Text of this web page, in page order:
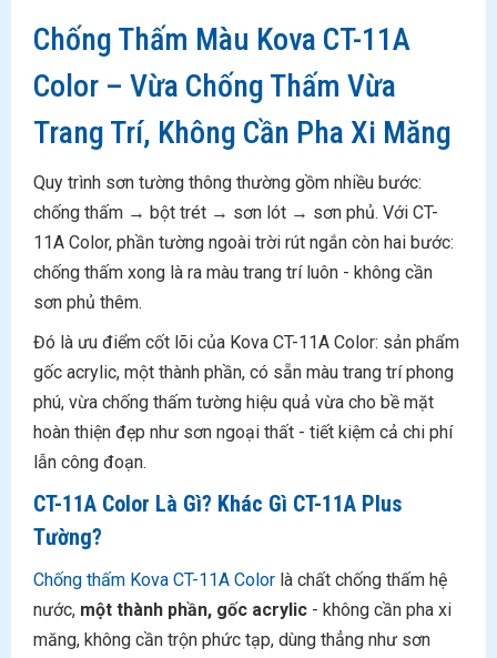
Chống Thấm Màu Kova CT-11A
Color – Vừa Chống Thấm Vừa
Trang Trí, Không Cần Pha Xi Măng
Quy trình sơn tường thông thường gồm nhiều bước:
chống thấm → bột trét → sơn lót → sơn phủ. Với CT-
11A Color, phần tường ngoài trời rút ngắn còn hai bước:
chống thấm xong là ra màu trang trí luôn - không cần
sơn phủ thêm.
Đó là ưu điểm cốt lõi của Kova CT-11A Color: sản phẩm
gốc acrylic, một thành phần, có sẵn màu trang trí phong
phú, vừa chống thấm tường hiệu quả vừa cho bề mặt
hoàn thiện đẹp như sơn ngoại thất - tiết kiệm cả chi phí
lẫn công đoạn.
CT-11A Color Là Gì? Khác Gì CT-11A Plus
Tường?
Chống thấm Kova CT-11A Color là chất chống thấm hệ
nước, một thành phần, gốc acrylic - không cần pha xi
măng, không cần trộn phức tạp, dùng thẳng như sơn